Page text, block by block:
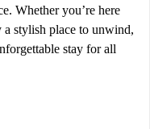
Whether you’re here
stylish place to unwind,
stay for all